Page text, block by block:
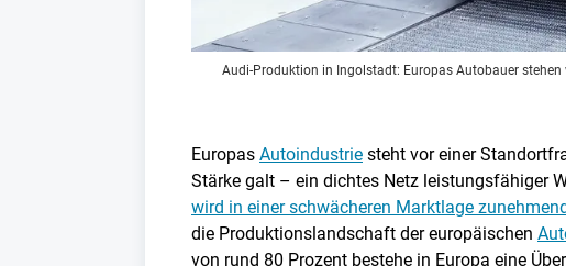
Audi-Produktion in Ingolstadt: Europas Autobauer
Europas Autoindustrie steht vor einer
Stärke galt – ein dichtes Netz leistungsfähiger
wird in einer schwächeren Marktlage
die Produktionslandschaft der europäischen
von rund 80 Prozent bestehe in Europa eine